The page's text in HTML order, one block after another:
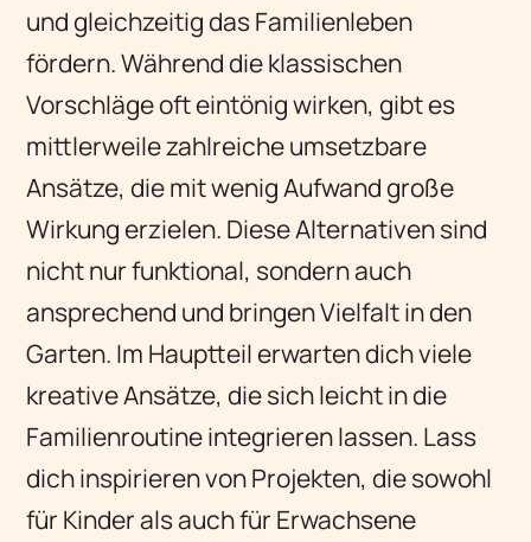
und gleichzeitig das Familienleben
fördern. Während die klassischen
Vorschläge oft eintönig wirken, gibt es
mittlerweile zahlreiche umsetzbare
Ansätze, die mit wenig Aufwand große
Wirkung erzielen. Diese Alternativen sind
nicht nur funktional, sondern auch
ansprechend und bringen Vielfalt in den
Garten. Im Hauptteil erwarten dich viele
kreative Ansätze, die sich leicht in die
Familienroutine integrieren lassen. Lass
dich inspirieren von Projekten, die sowohl
für Kinder als auch für Erwachsene